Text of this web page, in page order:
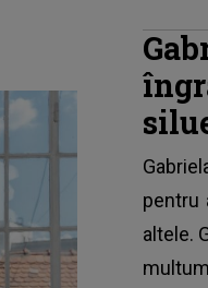
pentru
altele.